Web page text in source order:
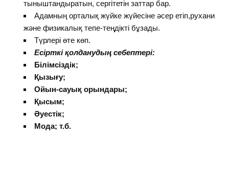
тыныштандыратын, сергітетін заттар бар.
Адамның орталық жүйке жүйесіне әсер етіп,рухани
және физикалық тепе-теңдікті бұзады.
Түрлері өте көп.
Есірткі қолданудың себептері:
Білімсіздік;
Қызығу;
Ойын-сауық орындары;
Қысым;
Әуестік;
Мода; т.б.